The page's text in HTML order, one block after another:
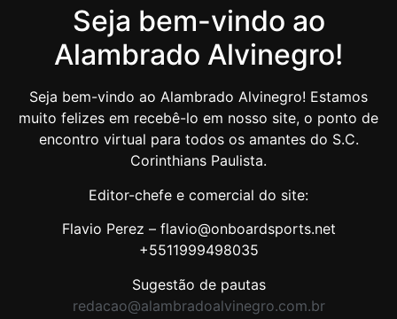
Seja bem-vindo ao
Alambrado Alvinegro!
Seja bem-vindo ao Alambrado Alvinegro! Estamos
muito felizes em recebê-lo em nosso site, o ponto de
encontro virtual para todos os amantes do S.C.
Corinthians Paulista.
Editor-chefe e comercial do site:
Flavio Perez – flavio@onboardsports.net
+5511999498035
Sugestão de pautas
redacao@alambradoalvinegro.com.br